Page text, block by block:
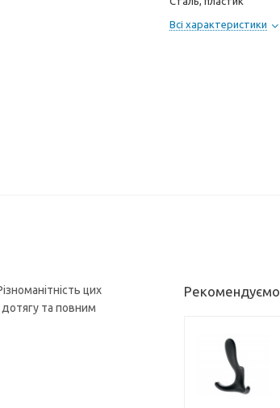
Всі характеристики
цих
дотягу та повним
Рекомендуємо